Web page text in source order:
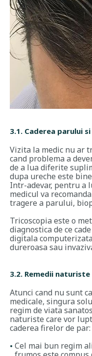
3.1. Caderea parului
Vizita la medic nu ar
cand problema a
de a lua diferite
dupa ureche este
Intr-adevar, pentru a
medicul va
tragere a parului,
Tricoscopia este o
diagnostica de ce
digitala
dureroasa sau
3.2. Remedii
Atunci cand nu sunt
medicale, singura
regim de viata
naturiste care vor
caderea firelor de par:
Cel mai bun regim